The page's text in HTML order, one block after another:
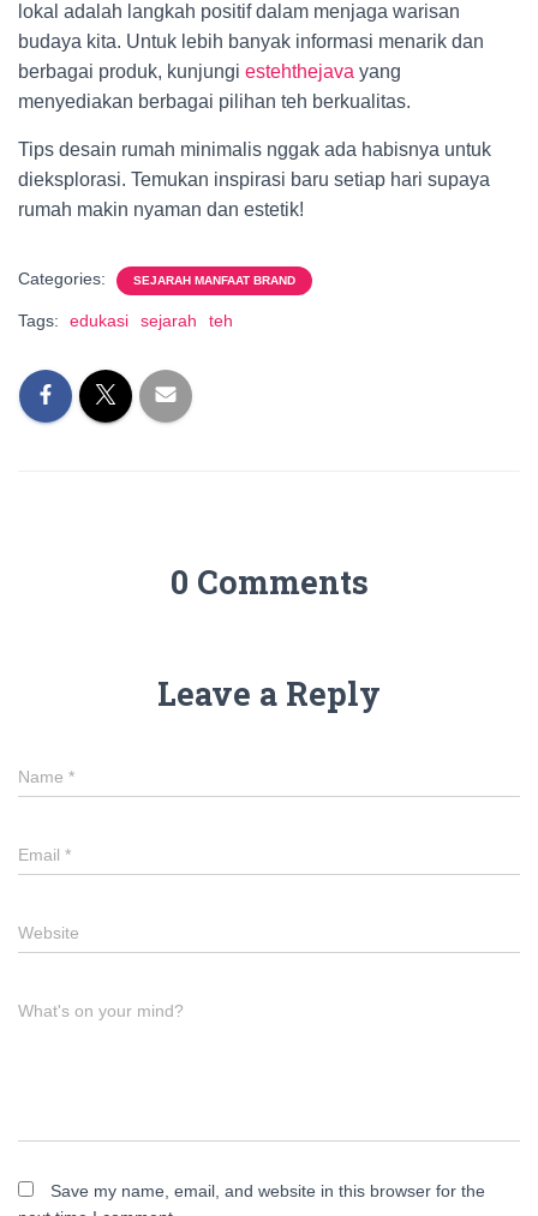
lokal adalah langkah positif dalam menjaga warisan
budaya kita. Untuk lebih banyak informasi menarik dan
berbagai produk, kunjungi estehthejava yang
menyediakan berbagai pilihan teh berkualitas.
Tips desain rumah minimalis nggak ada habisnya untuk
dieksplorasi. Temukan inspirasi baru setiap hari supaya
rumah makin nyaman dan estetik!
Categories: SEJARAH MANFAAT BRAND
Tags: edukasi sejarah teh
0 Comments
Leave a Reply
Name *
Email *
Website
What's on your mind?
Save my name, email, and website in this browser for the